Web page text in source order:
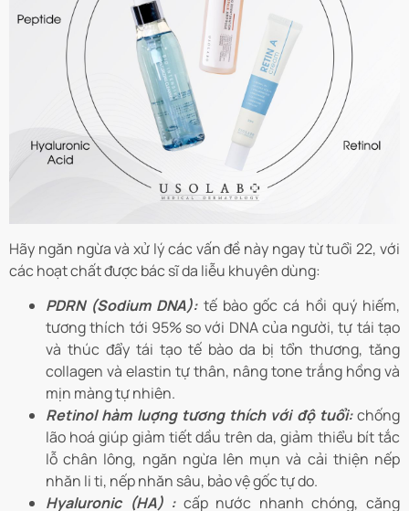
Hãy ngăn ngừa và xử lý các vấn đề này ngay từ tuổi 22, với
các hoạt chất được bác sĩ da liễu khuyên dùng:
PDRN (Sodium DNA):tế bào gốc cá hồi quý hiếm,
tương thích tới 95% so với DNA của người, tự tái tạo
và thúc đẩy tái tạo tế bào da bị tổn thương, tăng
collagen và elastin tự thân, nâng tone trắng hồng và
mịn màng tự nhiên.
Retinol hàm luợng tương thích với độ tuổi: chống
lão hoá giúp giảm tiết dầu trên da, giảm thiểu bít tắc
lỗ chân lông, ngăn ngừa lên mụn và cải thiện nếp
nhăn li ti, nếp nhăn sâu, bảo vệ gốc tự do.
Hyaluronic (HA) :cấp nước nhanh chóng, căng